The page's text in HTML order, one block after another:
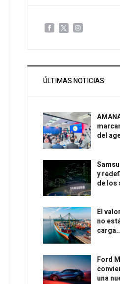
ÚLTIMAS NOTICIAS
del
y
de los
El
no
Ford
una